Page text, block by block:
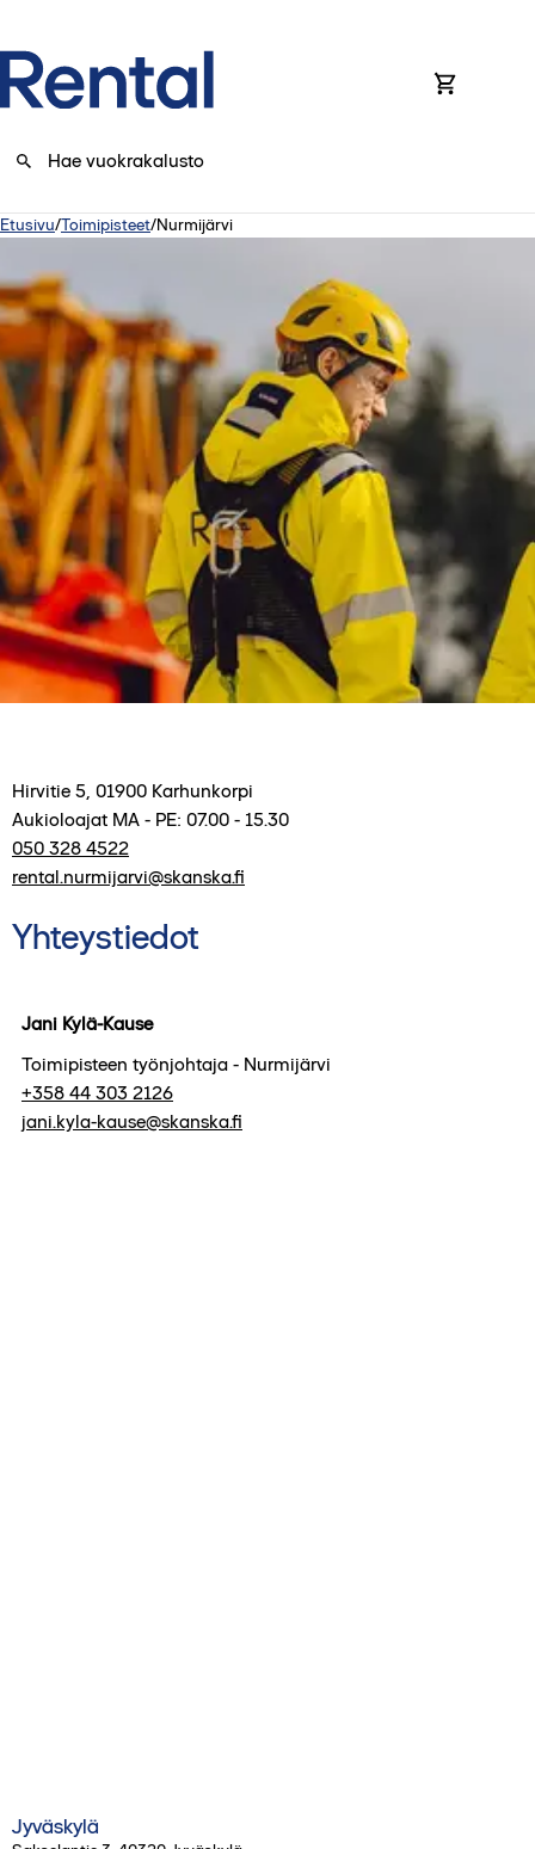
Etusivu/Toimipisteet/Nurmijärvi
Hirvitie 5 01900 Karhunkorpi
Aukioloajat MA - PE: 07.00 - 15.30
050 328 4522
rental.nurmijarvi@skanska.fi
Yhteystiedot
Jani Kylä-Kause
Toimipisteen työnjohtaja - Nurmijärvi
+358 44 303 2126
jani.kyla-kause@skanska.fi
Jyväskylä